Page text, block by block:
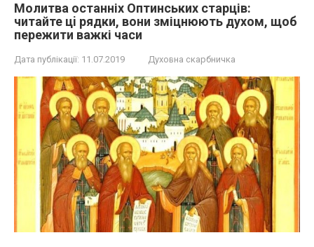
Молитва останніх Оптинських старців:
читaйте цi pядки, вони зміцнюють духом, щоб
пережити важкі часи
Дата публікації: 11.07.2019 Духовна скарбничка